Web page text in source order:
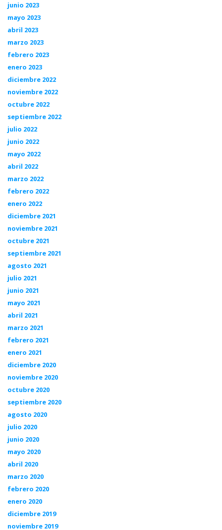
junio 2023
mayo 2023
abril 2023
marzo 2023
febrero 2023
enero 2023
diciembre 2022
noviembre 2022
octubre 2022
septiembre 2022
julio 2022
junio 2022
mayo 2022
abril 2022
marzo 2022
febrero 2022
enero 2022
diciembre 2021
noviembre 2021
octubre 2021
septiembre 2021
agosto 2021
julio 2021
junio 2021
mayo 2021
abril 2021
marzo 2021
febrero 2021
enero 2021
diciembre 2020
noviembre 2020
octubre 2020
septiembre 2020
agosto 2020
julio 2020
junio 2020
mayo 2020
abril 2020
marzo 2020
febrero 2020
enero 2020
diciembre 2019
noviembre 2019